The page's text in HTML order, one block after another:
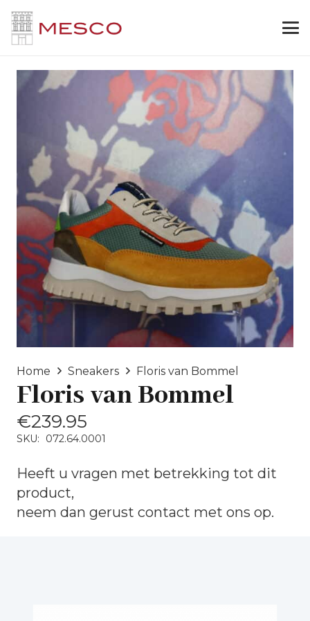
Home Sneakers Floris van Bommel
Floris van Bommel
€239.95
SKU: 072.64.0001
Heeft u vragen met betrekking tot dit
product,
neem dan gerust contact met ons op.